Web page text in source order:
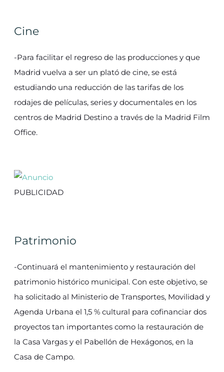
Cine
-Para facilitar el regreso de las producciones y que
Madrid vuelva a ser un plató de cine, se está
estudiando una reducción de las tarifas de los
rodajes de películas, series y documentales en los
centros de Madrid Destino a través de la Madrid Film
Office.
PUBLICIDAD
Patrimonio
-Continuará el mantenimiento y restauración del
patrimonio histórico municipal. Con este objetivo, se
ha solicitado al Ministerio de Transportes, Movilidad y
Agenda Urbana el 1,5 % cultural para cofinanciar dos
proyectos tan importantes como la restauración de
la Casa Vargas y el Pabellón de Hexágonos, en la
Casa de Campo.